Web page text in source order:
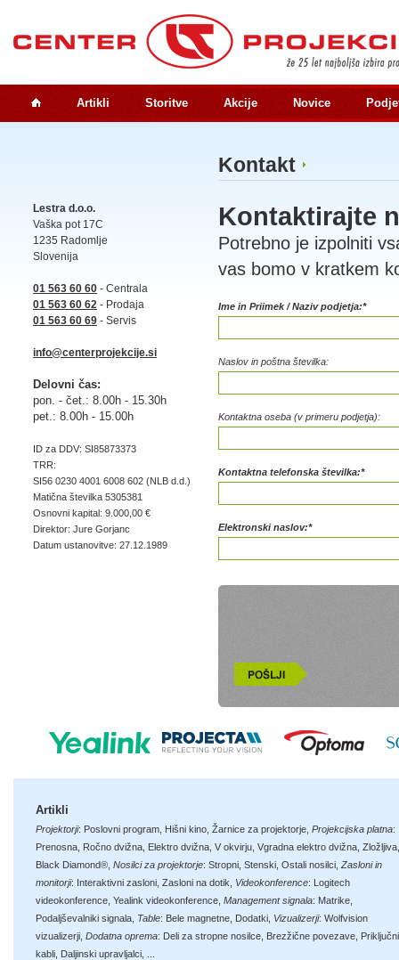
Artikli Storitve Akcije Novice
Lestra d.o.o.
Vaška pot 17C
1235 Radomlje
Slovenija
01 563 60 60 - Centrala
01 563 60 62 - Prodaja
01 563 60 69 - Servis
info@centerprojekcije.si
Delovni čas:
pon. - čet.: 8.00h - 15.30h
pet.: 8.00h - 15.00h
ID za DDV: SI85873373
TRR:
SI56 0230 4001 6008 602 (NLB d.d.)
Matična številka 5305381
Osnovni kapital: 9.000,00 €
Direktor: Jure Gorjanc
Datum ustanovitve: 27.12.1989
Kontakt
Kontaktirajte
Potrebno je izpolniti
vas bomo v kratkem
Ime in Priimek / Naziv podjetja:*
Naslov in poštna številka:
Kontaktna oseba (v primeru podjetja):
Kontaktna telefonska številka:*
Elektronski naslov:*
Artikli
Projektorji: Poslovni program Hišni kino Žarnice za projektorje Projekcijska platna:
Prenosna Ročno dvižna Elektro dvižna V okvirju Vgradna elektro dvižna Zložljiva
Black Diamond® Nosilci za projektorje: Stropni Stenski Ostali nosilci Zasloni in
monitorji: Interaktivni zasloni Zasloni na dotik Videokonference: Logitech
videokonference Yealink videokonference Management signala: Matrike
Podaljševalniki signala Table: Bele magnetne Dodatki Vizualizerji: Wolfvision
vizualizerji Dodatna oprema: Deli za stropne nosilce Brezžične povezave Priključni
kabli Daljinski upravljalci